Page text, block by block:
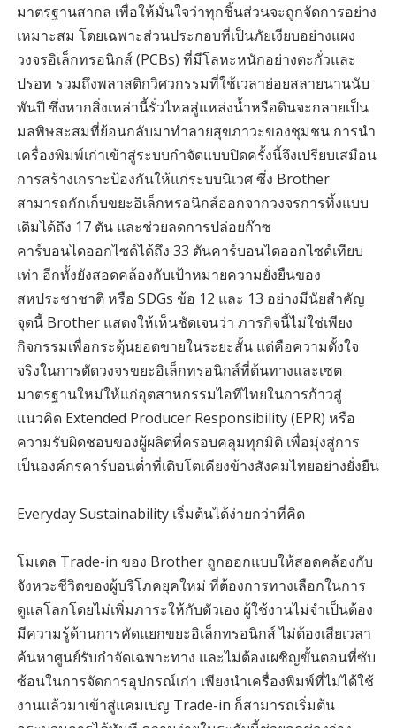
มาตรฐานสากล เพื่อให้มั่นใจว่าทุกชิ้นส่วนจะถูกจัดการอย่าง
เหมาะสม โดยเฉพาะส่วนประกอบที่เป็นภัยเงียบอย่างแผง
วงจรอิเล็กทรอนิกส์ (PCBs) ที่มีโลหะหนักอย่างตะกั่วและ
ปรอท รวมถึงพลาสติกวิศวกรรมที่ใช้เวลาย่อยสลายนานนับ
พันปี ซึ่งหากสิ่งเหล่านี้รั่วไหลสู่แหล่งน้ำหรือดินจะกลายเป็น
มลพิษสะสมที่ย้อนกลับมาทำลายสุขภาวะของชุมชน การนำ
เครื่องพิมพ์เก่าเข้าสู่ระบบกำจัดแบบปิดครั้งนี้จึงเปรียบเสมือน
การสร้างเกราะป้องกันให้แก่ระบบนิเวศ ซึ่ง Brother
สามารถกักเก็บขยะอิเล็กทรอนิกส์ออกจากวงจรการทิ้งแบบ
เดิมได้ถึง 17 ตัน และช่วยลดการปล่อยก๊าซ
คาร์บอนไดออกไซด์ได้ถึง 33 ตันคาร์บอนไดออกไซด์เทียบ
เท่า อีกทั้งยังสอดคล้องกับเป้าหมายความยั่งยืนของ
สหประชาชาติ หรือ SDGs ข้อ 12 และ 13 อย่างมีนัยสำคัญ
จุดนี้ Brother แสดงให้เห็นชัดเจนว่า ภารกิจนี้ไม่ใช่เพียง
กิจกรรมเพื่อกระตุ้นยอดขายในระยะสั้น แต่คือความตั้งใจ
จริงในการตัดวงจรขยะอิเล็กทรอนิกส์ที่ต้นทางและเซต
มาตรฐานใหม่ให้แก่อุตสาหกรรมไอทีไทยในการก้าวสู่
แนวคิด Extended Producer Responsibility (EPR) หรือ
ความรับผิดชอบของผู้ผลิตที่ครอบคลุมทุกมิติ เพื่อมุ่งสู่การ
เป็นองค์กรคาร์บอนต่ำที่เติบโตเคียงข้างสังคมไทยอย่างยั่งยืน
Everyday Sustainability เริ่มต้นได้ง่ายกว่าที่คิด
โมเดล Trade-in ของ Brother ถูกออกแบบให้สอดคล้องกับ
จังหวะชีวิตของผู้บริโภคยุคใหม่ ที่ต้องการทางเลือกในการ
ดูแลโลกโดยไม่เพิ่มภาระให้กับตัวเอง ผู้ใช้งานไม่จำเป็นต้อง
มีความรู้ด้านการคัดแยกขยะอิเล็กทรอนิกส์ ไม่ต้องเสียเวลา
ค้นหาศูนย์รับกำจัดเฉพาะทาง และไม่ต้องเผชิญขั้นตอนที่ซับ
ซ้อนในการจัดการอุปกรณ์เก่า เพียงนำเครื่องพิมพ์ที่ไม่ได้ใช้
งานแล้วมาเข้าสู่แคมเปญ Trade-in ก็สามารถเริ่มต้น